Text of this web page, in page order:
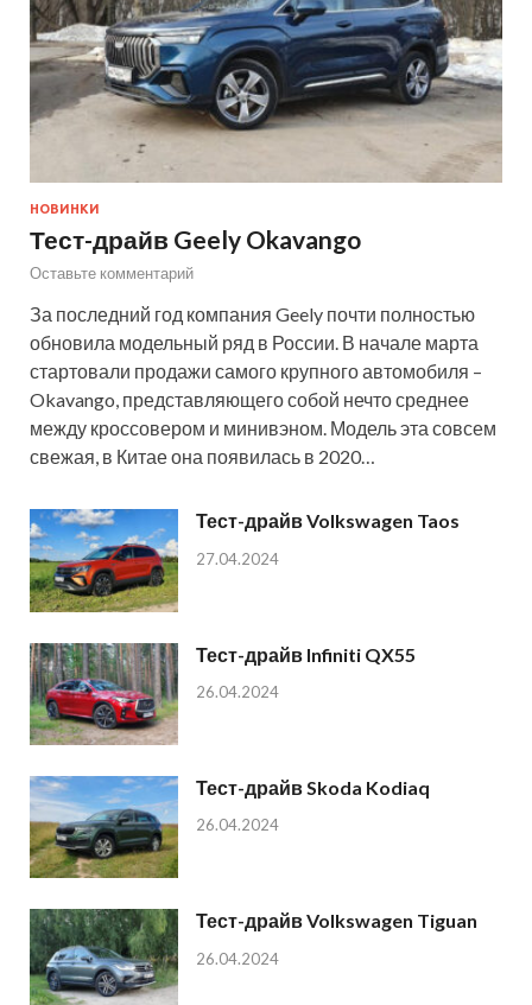
НОВИНКИ
Тест-драйв Geely Okavango
Оставьте комментарий
За последний год компания Geely почти полностью
обновила модельный ряд в России. В начале марта
стартовали продажи самого крупного автомобиля –
Okavango, представляющего собой нечто среднее
между кроссовером и минивэном. Модель эта совсем
свежая, в Китае она появилась в 2020…
Тест-драйв Volkswagen Taos
27.04.2024
Тест-драйв Infiniti QX55
26.04.2024
Тест-драйв Skoda Kodiaq
26.04.2024
Тест-драйв Volkswagen Tiguan
26.04.2024